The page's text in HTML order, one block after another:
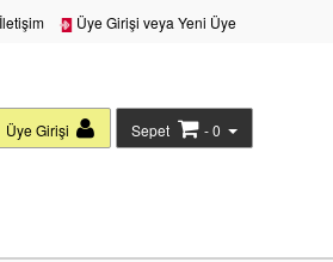
İletişim Üye Girişi veya Yeni Üye
Sepet - 0
Üye Girişi